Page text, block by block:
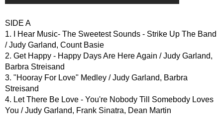
SIDE A
1. I Hear Music- The Sweetest Sounds - Strike Up The Band
/ Judy Garland, Count Basie
2. Get Happy - Happy Days Are Here Again / Judy Garland,
Barbra Streisand
3. "Hooray For Love" Medley / Judy Garland, Barbra
Streisand
4. Let There Be Love - You're Nobody Till Somebody Loves
You / Judy Garland, Frank Sinatra, Dean Martin